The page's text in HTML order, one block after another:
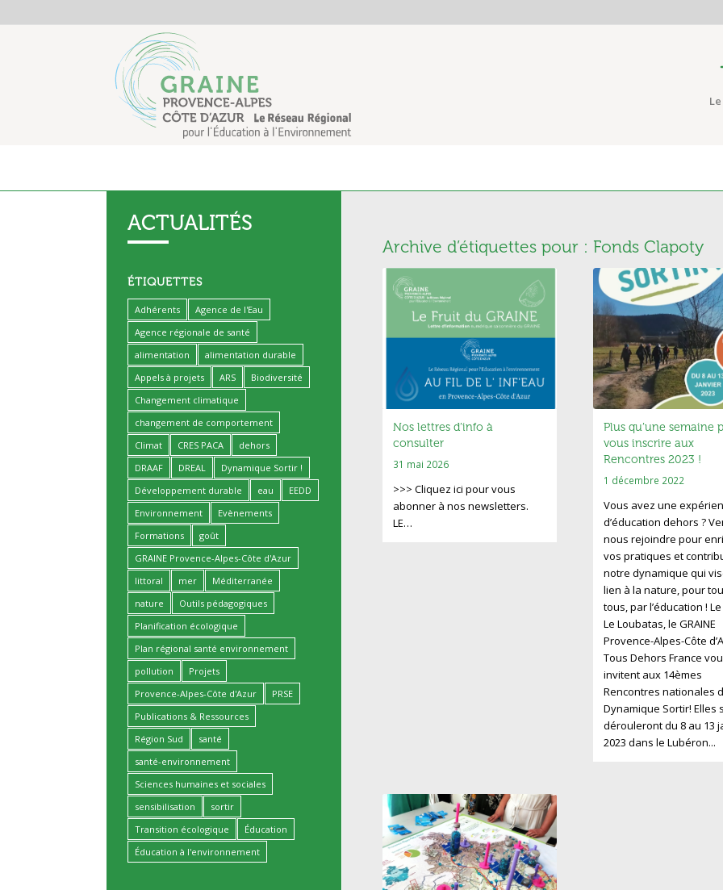
Archive d’étiquettes pour : Fonds Clapoty
Nos lettres d’info à
consulter
31 mai 2026
>>> Cliquez ici pour vous
abonner à nos newsletters.
LE…
Plus qu’une semaine
vous inscrire aux
Rencontres 2023 !
1 décembre 2022
Vous avez une
d’éducation dehors ?
nous rejoindre pour
vos pratiques et
notre dynamique qui
lien à la nature, pour
tous, par l’éducation ! Le
Le Loubatas, le GRAINE
Provence-Alpes-Côte
Tous Dehors France
invitent aux 14èmes
Rencontres nationales
Dynamique Sortir! Elles
dérouleront du 8 au 13
2023 dans le Lubéron...
ACTUALITÉS
ÉTIQUETTES
Adhérents
Agence de l'Eau
Agence régionale de santé
alimentation
alimentation durable
Appels à projets
ARS
Biodiversité
Changement climatique
changement de comportement
Climat
CRES PACA
dehors
DRAAF
DREAL
Dynamique Sortir !
Développement durable
eau
EEDD
Environnement
Evènements
Formations
goût
GRAINE Provence-Alpes-Côte d'Azur
littoral
mer
Méditerranée
nature
Outils pédagogiques
Planification écologique
Plan régional santé environnement
pollution
Projets
Provence-Alpes-Côte d'Azur
PRSE
Publications & Ressources
Région Sud
santé
santé-environnement
Sciences humaines et sociales
sensibilisation
sortir
Transition écologique
Éducation
Éducation à l'environnement